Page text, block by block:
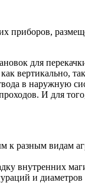
приборов,
для
вертикально,
в наружную
И для
к разным
внутренних
и